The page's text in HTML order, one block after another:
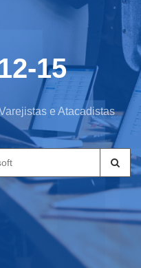
15
e Atacadistas